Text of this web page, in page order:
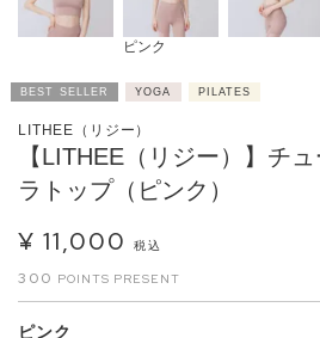
ピンク
BEST SELLER YOGA PILATES
LITHEE（リジー）
【LITHEE（リジー）】チ
ラトップ（ピンク）
¥ 11,000 税込
300
ピンク